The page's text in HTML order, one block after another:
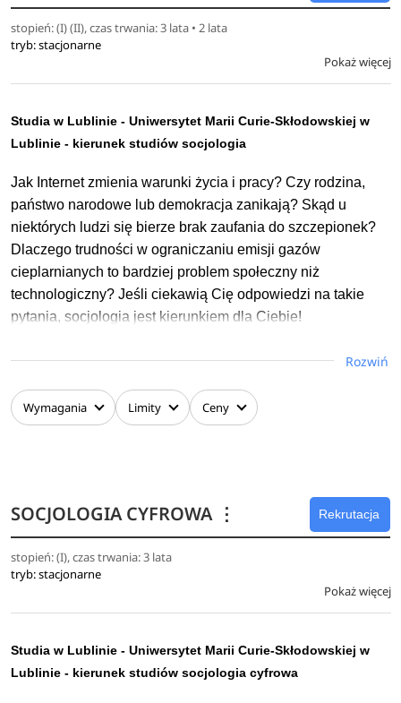
(międzynarodowych, centralnych, samorządowych,
pozarządowych); w urzędach realizujących zadania na
rzecz cudzoziemców; w ośrodkach analitycznych; w
podmiotach zajmujących się wsparciem rozwoju
zawodowego i rozwijaniem polityk publicznych oraz
międzykulturowi w szkołach; w mediach.
stopień: (I) (II), czas trwania: 3 lata • 2 lata
tryb: stacjonarne
Pokaż więcej
Studia w Lublinie - Uniwersytet Marii Curie-Skłodowskiej w
Lublinie - kierunek studiów socjologia
Jak Internet zmienia warunki życia i pracy? Czy rodzina,
państwo narodowe lub demokracja zanikają? Skąd u
niektórych ludzi się bierze brak zaufania do szczepionek?
Dlaczego trudności w ograniczaniu emisji gazów
cieplarnianych to bardziej problem społeczny niż
technologiczny? Jeśli ciekawią Cię odpowiedzi na takie
pytania, socjologia jest kierunkiem dla Ciebie!
Poznawanie dorobku socjologii daje przyjemne poczucie
zrozumieć współczesną gospodarkę, kulturę, politykę,
edukację, media czy rozwój technologii.
prowadzić własne badania społeczne - a to kompetencja
Uczęszczając na warsztaty z bloku zajęć uzupełniających
nabędziesz szereg ważnych kompetencji miękkich.
Rozwiń
Wymagania Limity Ceny
SOCJOLOGIA CYFROWA ⋮ Rekrutacja
stopień: (I), czas trwania: 3 lata
tryb: stacjonarne
Pokaż więcej
Studia w Lublinie - Uniwersytet Marii Curie-Skłodowskiej w
Lublinie - kierunek studiów socjologia cyfrowa